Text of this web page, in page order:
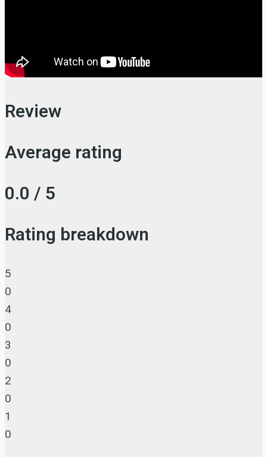
Review
Average rating
0.0 / 5
Rating breakdown
5
0
4
0
3
0
2
0
1
0